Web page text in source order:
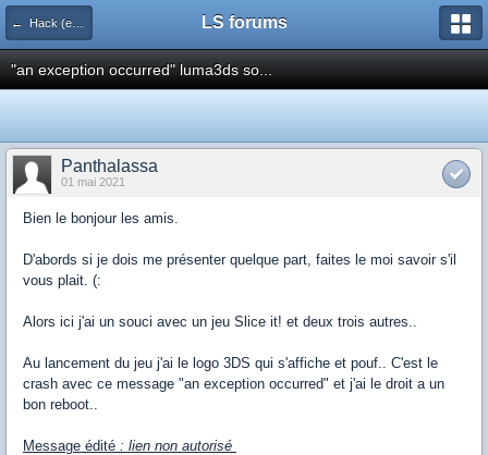
← Hack (exploits, homebrews...) LS forums
"an exception occurred" luma3ds so...
Panthalassa
01 mai 2021
Bien le bonjour les amis.
D'abords si je dois me présenter quelque part, faites le moi savoir s'il
vous plait. (:
Alors ici j'ai un souci avec un jeu Slice it! et deux trois autres..
Au lancement du jeu j'ai le logo 3DS qui s'affiche et pouf.. C'est le
crash avec ce message "an exception occurred" et j'ai le droit a un
bon reboot..
Message édité : lien non autorisé